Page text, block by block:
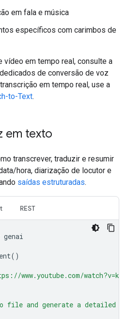
em fala e música
específicos com carimbos de
vídeo em tempo real, consulte a
de conversão de voz
em tempo real, use a
to-Text.
em texto
transcrever, traduzir e resumir
hora, diarização de locutor e
saídas estruturadas.
REST
genai
()
www.youtube.com/watch?v=ku-
file and generate a detailed